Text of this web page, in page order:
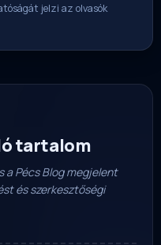
jelzi az olvasók
tartalom
a Pécs Blog megjelent
és szerkesztőségi